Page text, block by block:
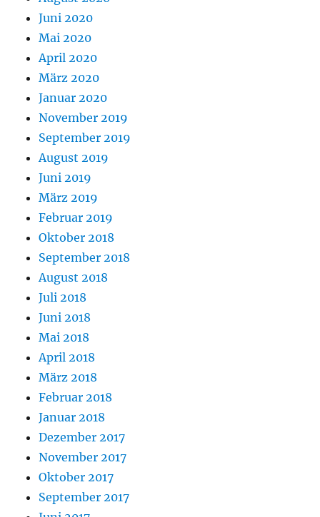
Juni 2020
Mai 2020
April 2020
März 2020
Januar 2020
November 2019
September 2019
August 2019
Juni 2019
März 2019
Februar 2019
Oktober 2018
September 2018
August 2018
Juli 2018
Juni 2018
Mai 2018
April 2018
März 2018
Februar 2018
Januar 2018
Dezember 2017
November 2017
Oktober 2017
September 2017